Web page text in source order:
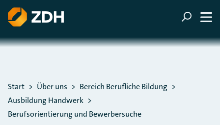
ZUM HAUPTINHALT SPRINGEN
ZUR SUCHE SPRINGEN
Sie befinden sich hier:
Start Über uns
Bereich Berufliche Bildung
Ausbildung Handwerk
Berufsorientierung und Bewerbersuche